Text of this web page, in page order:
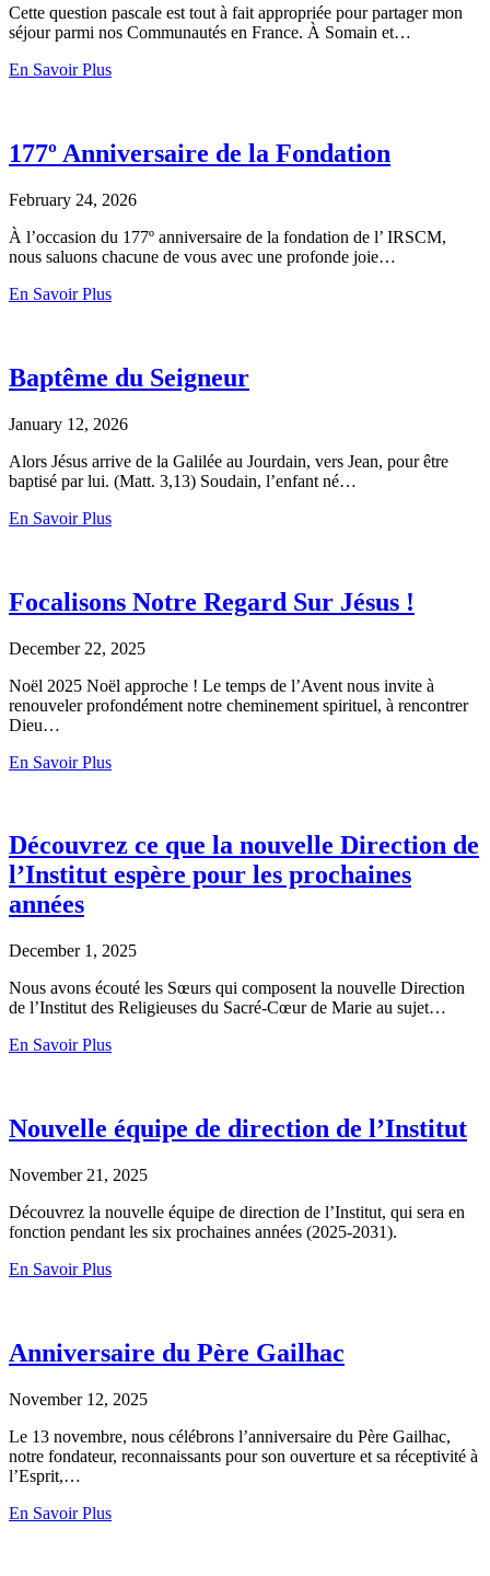
Cette question pascale est tout à fait appropriée pour partager mon
séjour parmi nos Communautés en France. À Somain et…
En Savoir Plus
177º Anniversaire de la Fondation
February 24, 2026
À l’occasion du 177º anniversaire de la fondation de l’ IRSCM,
nous saluons chacune de vous avec une profonde joie…
En Savoir Plus
Baptême du Seigneur
January 12, 2026
Alors Jésus arrive de la Galilée au Jourdain, vers Jean, pour être
baptisé par lui. (Matt. 3,13) Soudain, l’enfant né…
En Savoir Plus
Focalisons Notre Regard Sur Jésus !
December 22, 2025
Noël 2025 Noël approche ! Le temps de l’Avent nous invite à
renouveler profondément notre cheminement spirituel, à rencontrer
Dieu…
En Savoir Plus
Découvrez ce que la nouvelle Direction de
l’Institut espère pour les prochaines
années
December 1, 2025
Nous avons écouté les Sœurs qui composent la nouvelle Direction
de l’Institut des Religieuses du Sacré-Cœur de Marie au sujet…
En Savoir Plus
Nouvelle équipe de direction de l’Institut
November 21, 2025
Découvrez la nouvelle équipe de direction de l’Institut, qui sera en
fonction pendant les six prochaines années (2025-2031).
En Savoir Plus
Anniversaire du Père Gailhac
November 12, 2025
Le 13 novembre, nous célébrons l’anniversaire du Père Gailhac,
notre fondateur, reconnaissants pour son ouverture et sa réceptivité à
l’Esprit,…
En Savoir Plus